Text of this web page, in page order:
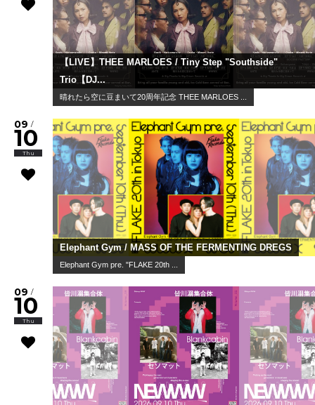
【LIVE】THEE MARLOES / Tiny Step "Southside"
Trio【DJ...
晴れたら空に豆まいて20周年記念 THEE MARLOES ...
09 /
10
Thu
Elephant Gym / MASS OF THE FERMENTING DREGS
Elephant Gym pre. "FLAKE 20th ...
09 /
10
Thu